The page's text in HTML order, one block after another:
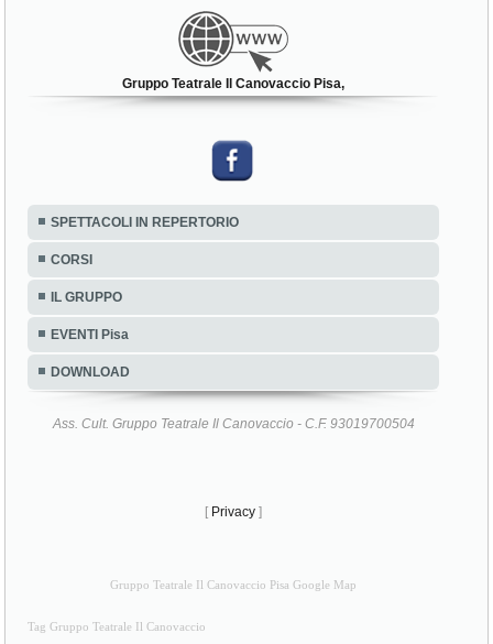
Gruppo Teatrale Il Canovaccio Pisa,
SPETTACOLI IN REPERTORIO
CORSI
IL GRUPPO
EVENTI Pisa
DOWNLOAD
Ass. Cult. Gruppo Teatrale Il Canovaccio - C.F. 93019700504
[ Privacy ]
Gruppo Teatrale Il Canovaccio Pisa Google Map
Tag Gruppo Teatrale Il Canovaccio